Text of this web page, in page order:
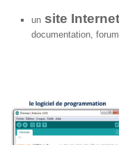
un site Internet
documentation,